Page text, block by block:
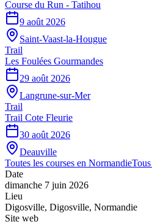
Course du Run - Tatihou
9 août 2026
Saint-Vaast-la-Hougue
Trail
Les Foulées Gourmandes
29 août 2026
Langrune-sur-Mer
Trail
Trail Cote Fleurie
30 août 2026
Deauville
Toutes les courses en Normandie
Date
dimanche 7 juin 2026
Lieu
Digosville, Digosville, Normandie
Site web